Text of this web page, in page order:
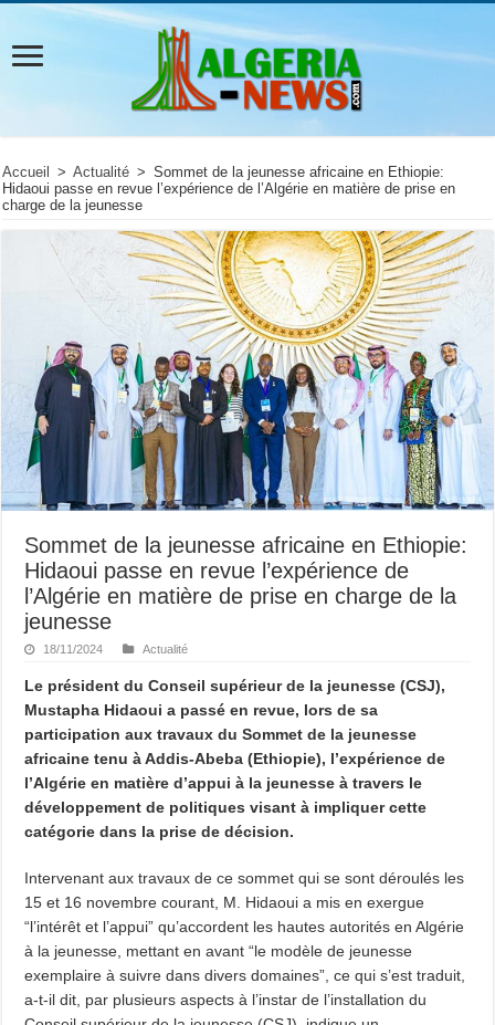
Accueil > Actualité > Sommet de la jeunesse africaine en Ethiopie:
Hidaoui passe en revue l’expérience de l’Algérie en matière de prise en
charge de la jeunesse
Sommet de la jeunesse africaine en Ethiopie:
Hidaoui passe en revue l’expérience de
l’Algérie en matière de prise en charge de la
jeunesse
18/11/2024 Actualité
Le président du Conseil supérieur de la jeunesse (CSJ),
Mustapha Hidaoui a passé en revue, lors de sa
participation aux travaux du Sommet de la jeunesse
africaine tenu à Addis-Abeba (Ethiopie), l’expérience de
l’Algérie en matière d’appui à la jeunesse à travers le
développement de politiques visant à impliquer cette
catégorie dans la prise de décision.
Intervenant aux travaux de ce sommet qui se sont déroulés les
15 et 16 novembre courant, M. Hidaoui a mis en exergue
“l’intérêt et l’appui” qu’accordent les hautes autorités en Algérie
à la jeunesse, mettant en avant “le modèle de jeunesse
exemplaire à suivre dans divers domaines”, ce qui s’est traduit,
a-t-il dit, par plusieurs aspects à l’instar de l’installation du